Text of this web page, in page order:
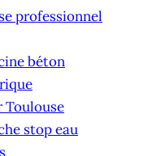
professionnel
béton
Toulouse
stop eau